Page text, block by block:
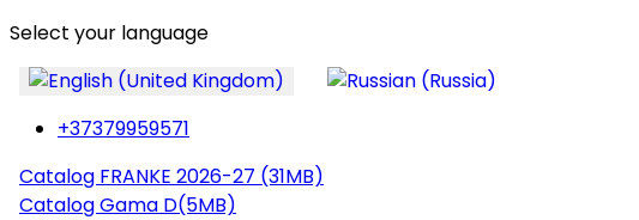
Select your language
+37379959571
Catalog FRANKE 2026-27 (31MB)
Catalog Gama D(5MB)